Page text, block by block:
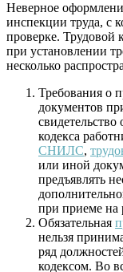
Неверное
инспекции труда, с
проверке. Трудовой
при установлении
несколько
Требования о
документов
свидетельство
кодекса
СНИЛС,
или иной
предъявлять
при приеме на
Обязательная
нельзя
ряд
кодексом. Во